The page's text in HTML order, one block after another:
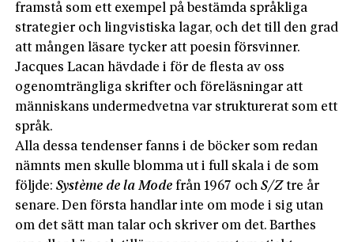
framstå som ett exempel på bestämda språkliga
strategier och lingvistiska lagar, och det till den grad
att mången läsare tycker att poesin försvinner.
Jacques Lacan hävdade i för de flesta av oss
ogenomträngliga skrifter och föreläsningar att
människans undermedvetna var strukturerat som ett
språk.
Alla dessa tendenser fanns i de böcker som redan
nämnts men skulle blomma ut i full skala i de som
följde:Système de la Mode från 1967 ochS/Ztre år
senare. Den första handlar inte om mode i sig utan
om det sätt man talar och skriver om det. Barthes